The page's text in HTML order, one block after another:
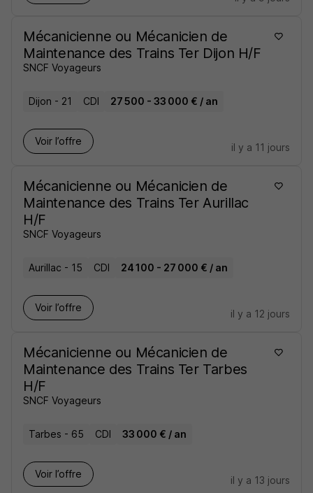
Mécanicienne ou Mécanicien de
Maintenance des Trains Ter Dijon H/F
SNCF Voyageurs
Dijon - 21 CDI 27 500 - 33 000 € / an
Voir l’offre
il y a 11 jours
Mécanicienne ou Mécanicien de
Maintenance des Trains Ter Aurillac
H/F
SNCF Voyageurs
Aurillac - 15 CDI 24 100 - 27 000 € / an
Voir l’offre
il y a 12 jours
Mécanicienne ou Mécanicien de
Maintenance des Trains Ter Tarbes
H/F
SNCF Voyageurs
Tarbes - 65 CDI 33 000 € / an
Voir l’offre
il y a 13 jours